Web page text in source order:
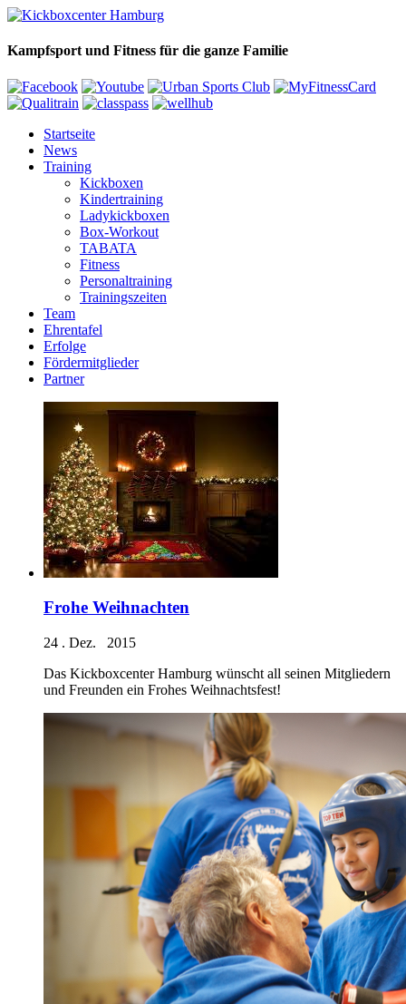
Kampfsport und Fitness für die ganze Familie
Startseite
News
Training
Kickboxen
Kindertraining
Ladykickboxen
Box-Workout
TABATA
Fitness
Personaltraining
Trainingszeiten
Team
Ehrentafel
Erfolge
Fördermitglieder
Partner
Frohe Weihnachten
24 . Dez. 2015
Das Kickboxcenter Hamburg wünscht all seinen Mitgliedern
und Freunden ein Frohes Weihnachtsfest!